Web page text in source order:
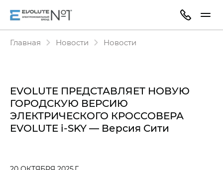
Главная Новости Новости
EVOLUTE ПРЕДСТАВЛЯЕТ НОВУЮ
ГОРОДСКУЮ ВЕРСИЮ
ЭЛЕКТРИЧЕСКОГО КРОССОВЕРА
EVOLUTE i‑SKY — Версия Сити